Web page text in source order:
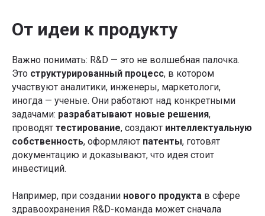
От идеи к продукту
Важно понимать: R&D — это не волшебная палочка.
Это структурированный процесс, в котором
участвуют аналитики, инженеры, маркетологи,
иногда — ученые. Они работают над конкретными
задачами: разрабатывают новые решения,
проводят тестирование, создают интеллектуальную
собственность, оформляют патенты, готовят
документацию и доказывают, что идея стоит
инвестиций.
Например, при создании нового продукта в сфере
здравоохранения R&D-команда может сначала